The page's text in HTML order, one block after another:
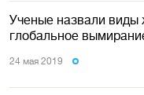
Ученые назвали виды
глобальное
24 мая 2019